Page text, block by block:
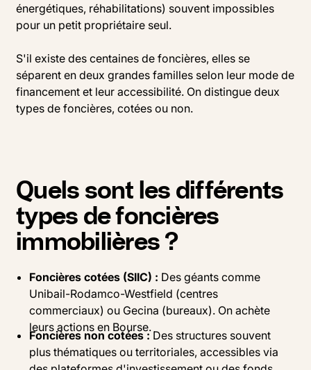
énergétiques, réhabilitations) souvent impossibles
pour un petit propriétaire seul.
S'il existe des centaines de foncières, elles se
séparent en deux grandes familles selon leur mode de
financement et leur accessibilité. On distingue deux
types de foncières, cotées ou non.
Quels sont les différents
types de foncières
immobilières ?
Foncières cotées (SIIC) : Des géants comme
Unibail-Rodamco-Westfield (centres
commerciaux) ou Gecina (bureaux). On achète
leurs actions en Bourse.
Foncières non cotées :Des structures souvent
plus thématiques ou territoriales, accessibles via